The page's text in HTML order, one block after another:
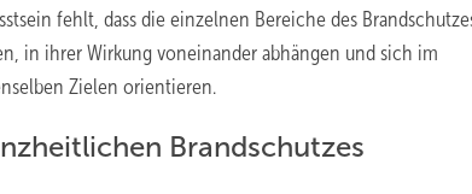
fehlt, dass die einzelnen Bereiche des
in ihrer Wirkung voneinander abhängen und sich im
Zielen orientieren.
­Brandschutzes